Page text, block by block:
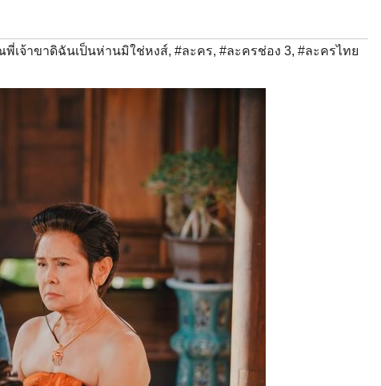
เจ้าขาดิฉันเป็นห่านมิใช่หงส์, #ละคร, #ละครช่อง 3, #ละครไทย